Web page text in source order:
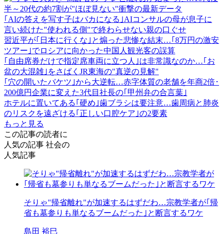
｢AIの答えを写す子はバカになる｣AIコンサルの母が息子に
言い続けた"使われる側"で終わらせない親の口ぐせ
習近平が｢日本に行くな｣と煽った悲惨な結末…｢8万円の激安
ツアー｣でロシアに向かった中国人観光客の誤算
｢自由席券だけで指定席車両に立つ人｣は非常識なのか…｢お
盆の大混雑｣をさばくJR東海の"真逆の見解"
｢穴の開いたバケツ｣から大逆転…赤字体質の老舗を年商2倍･
200億円企業に変えた3代目社長の｢甲州弁の合言葉｣
ホテルに置いてある｢硬め｣歯ブラシは要注意…歯周病と肺炎
のリスクを遠ざける｢正しい口腔ケア｣の2要素
もっと見る
この記事の読者に
人気の記事 社会の
人気記事
そりゃ"帰省離れ"が加速するはずだわ…宗教学者が｢帰
省も墓参りも単なるブームだった｣と断言するワケ
島田 裕巳